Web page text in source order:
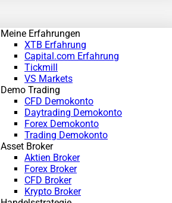
Meine Erfahrungen
XTB Erfahrung
Capital.com Erfahrung
Tickmill
VS Markets
Demo Trading
CFD Demokonto
Daytrading Demokonto
Forex Demokonto
Trading Demokonto
Asset Broker
Aktien Broker
Forex Broker
CFD Broker
Krypto Broker